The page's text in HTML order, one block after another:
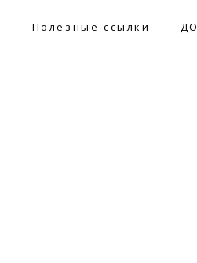
Полезные ссылки